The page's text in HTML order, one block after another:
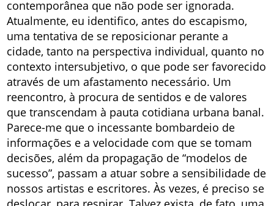
contemporânea que não pode ser ignorada.
Atualmente, eu identifico, antes do escapismo,
uma tentativa de se reposicionar perante a
cidade, tanto na perspectiva individual, quanto no
contexto intersubjetivo, o que pode ser favorecido
através de um afastamento necessário. Um
reencontro, à procura de sentidos e de valores
que transcendam à pauta cotidiana urbana banal.
Parece-me que o incessante bombardeio de
informações e a velocidade com que se tomam
decisões, além da propagação de “modelos de
sucesso”, passam a atuar sobre a sensibilidade de
nossos artistas e escritores. Às vezes, é preciso se